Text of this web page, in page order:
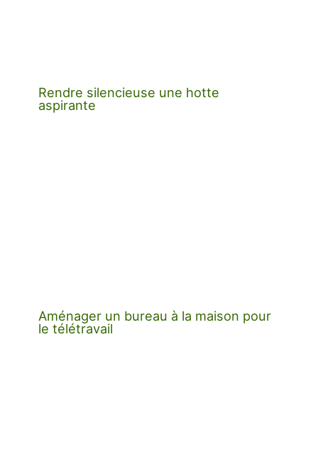
Rendre silencieuse une hotte
aspirante
Aménager un bureau à la maison pour
le télétravail